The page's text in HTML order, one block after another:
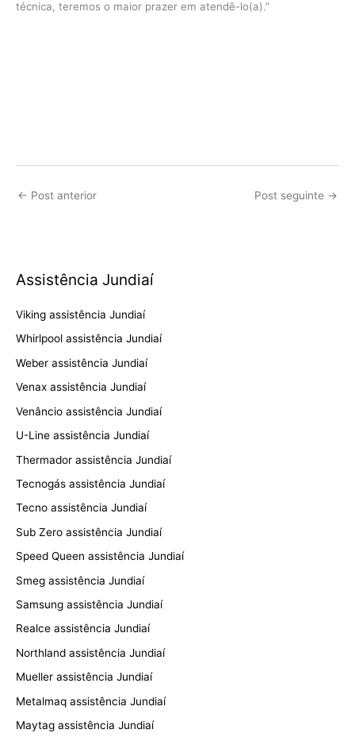
técnica, teremos o maior prazer em atendê-lo(a).”
← Post anterior Post seguinte →
Assistência Jundiaí
Viking assistência Jundiaí
Whirlpool assistência Jundiaí
Weber assistência Jundiaí
Venax assistência Jundiaí
Venâncio assistência Jundiaí
U-Line assistência Jundiaí
Thermador assistência Jundiaí
Tecnogás assistência Jundiaí
Tecno assistência Jundiaí
Sub Zero assistência Jundiaí
Speed Queen assistência Jundiaí
Smeg assistência Jundiaí
Samsung assistência Jundiaí
Realce assistência Jundiaí
Northland assistência Jundiaí
Mueller assistência Jundiaí
Metalmaq assistência Jundiaí
Maytag assistência Jundiaí